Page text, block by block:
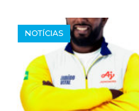
NOTÍCIAS